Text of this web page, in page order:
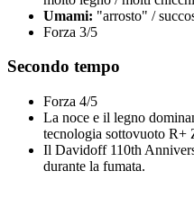
Umami: "arrosto" /
Forza 3/5
Secondo tempo
Forza 4/5
La noce e il legno
tecnologia sottovuoto
Il Davidoff 110th
durante la fumata.